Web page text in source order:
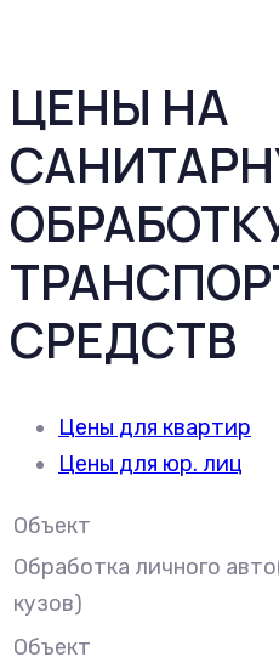
ЦЕНЫ НА
СРЕДСТВ
Цены для квартир
Цены для юр. лиц
Объект
Обработка личного
кузов)
Объект